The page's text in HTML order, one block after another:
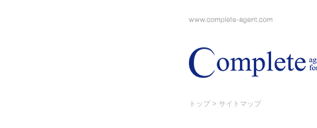
トップ> サイトマップ